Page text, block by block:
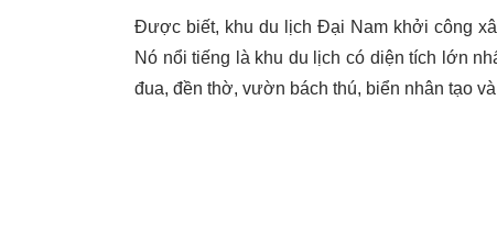
Được biết, khu du lịch Đại Nam khởi công
Nó nổi tiếng là khu du lịch có diện tích lớn
đua, đền thờ, vườn bách thú, biển nhân tạo